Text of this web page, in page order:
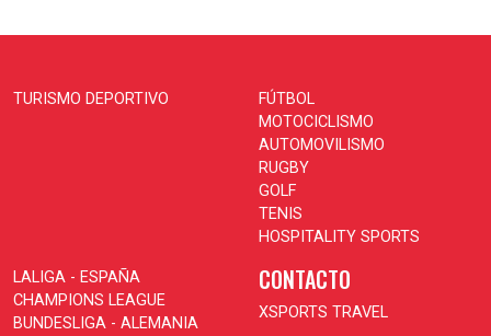
TURISMO DEPORTIVO
FÚTBOL
MOTOCICLISMO
AUTOMOVILISMO
RUGBY
GOLF
TENIS
HOSPITALITY SPORTS
LALIGA - ESPAÑA
CHAMPIONS LEAGUE
BUNDESLIGA - ALEMANIA
CONTACTO
XSPORTS TRAVEL